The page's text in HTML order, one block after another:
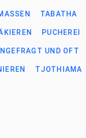
TABATHA
PUCHEREI
UND OFT
TJOTHIAMA